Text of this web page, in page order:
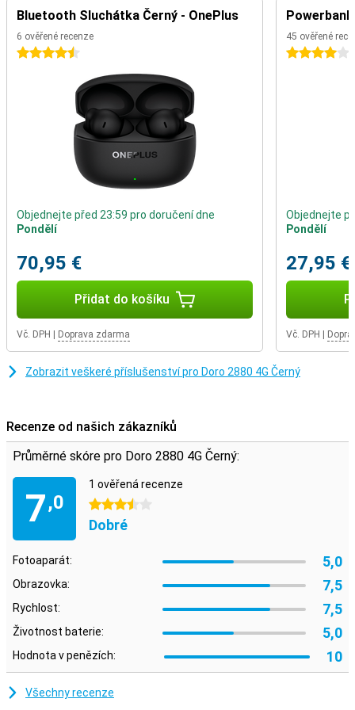
patří mezi funkce tohoto telefonu Doro 2880 4G Black i nahrávání
videí.
Bluetooth Sluchátka Černý - OnePlus
6 ověřené recenze
4.5 hvězdičky
Objednejte před 23:59 pro doručení dne
Pondělí
70,95 €
Přidat do košíku
Vč. DPH Doprava zdarma
45 ověřené
4 hvězdičky
Objednejte
Pondělí
27,95 €
Vč. DPH
Zobrazit veškeré příslušenství pro Doro 2880 4G Černý
Recenze od našich zákazníků
Průměrné skóre pro Doro 2880 4G Černý:
7,0
1 ověřená recenze
3.5 hvězdičky
Dobré
Fotoaparát: 5,0
Obrazovka: 7,5
Rychlost: 7,5
Životnost baterie: 5,0
Hodnota v penězích: 10
Všechny recenze